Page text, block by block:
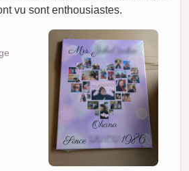
vu sont enthousiastes.